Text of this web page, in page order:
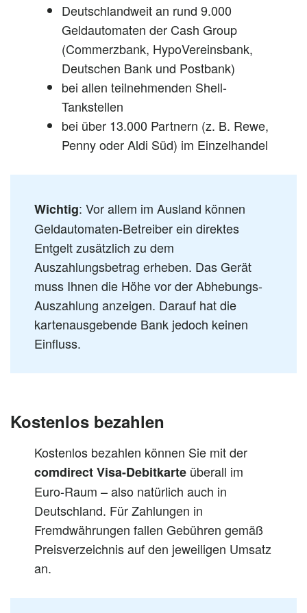
Deutschlandweit an rund 9.000
Geldautomaten der Cash Group
(Commerzbank, HypoVereinsbank,
Deutschen Bank und Postbank)
bei allen teilnehmenden Shell-
Tankstellen
bei über 13.000 Partnern (z. B. Rewe,
Penny oder Aldi Süd) im Einzelhandel
Wichtig: Vor allem im Ausland können
Geldautomaten-Betreiber ein direktes
Entgelt zusätzlich zu dem
Auszahlungsbetrag erheben. Das Gerät
muss Ihnen die Höhe vor der Abhebungs-
Auszahlung anzeigen. Darauf hat die
kartenausgebende Bank jedoch keinen
Einfluss.
Kostenlos bezahlen
Kostenlos bezahlen können Sie mit der
comdirect Visa-Debitkarte überall im
Euro-Raum – also natürlich auch in
Deutschland. Für Zahlungen in
Fremdwährungen fallen Gebühren gemäß
Preisverzeichnis auf den jeweiligen Umsatz
an.